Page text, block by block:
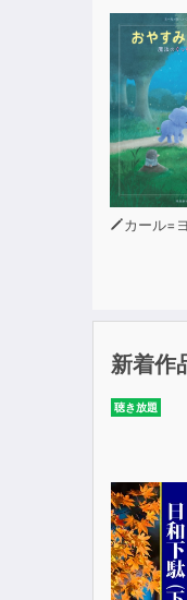
カール=ヨハン・
新着作
聴き放題